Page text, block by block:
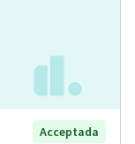
Acceptada